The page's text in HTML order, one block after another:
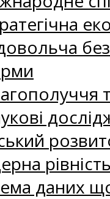
рівність
даних